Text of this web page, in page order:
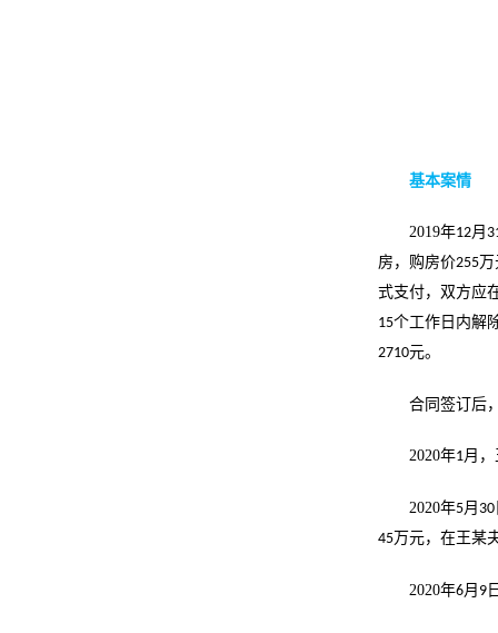
基本案情
2019年12月
房，购房价255
式支付，双方应
15个工作日内解
2710元。
合同签订后
2020年1月
2020年5月 30
45万元，在王某
2020年6月 9